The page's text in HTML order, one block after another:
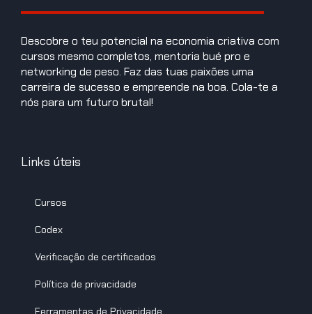
Descobre o teu potencial na economia criativa com
cursos mesmo completos, mentoria bué pro e
networking de peso. Faz das tuas paixões uma
carreira de sucesso e empreende na boa. Cola-te a
nós para um futuro brutal!
Links úteis
Cursos
Codex
Verificação de certificados
Política de privacidade
Ferramentas de Privacidade